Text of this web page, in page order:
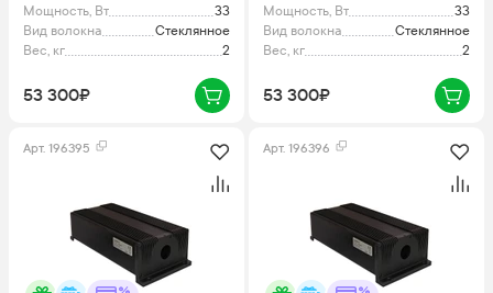
Мощность, Вт
33
Вид волокна
Стеклянное
Вес, кг
2
53 300₽
Мощность, Вт
33
Вид волокна
Стеклянное
Вес, кг
2
53 300₽
Арт. 196395 Арт. 196396